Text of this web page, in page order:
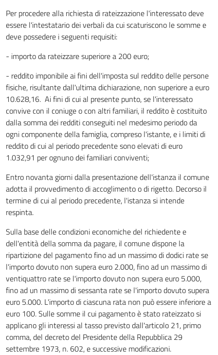
Per procedere alla richiesta di rateizzazione l'interessato deve
essere l'intestatario dei verbali da cui scaturiscono le somme e
deve possedere i seguenti requisiti:
- importo da rateizzare superiore a 200 euro;
- reddito imponibile ai fini dell'imposta sul reddito delle persone
fisiche, risultante dall'ultima dichiarazione, non superiore a euro
10.628,16. Ai fini di cui al presente punto, se l'interessato
convive con il coniuge o con altri familiari, il reddito è costituito
dalla somma dei redditi conseguiti nel medesimo periodo da
ogni componente della famiglia, compreso l'istante, e i limiti di
reddito di cui al periodo precedente sono elevati di euro
1.032,91 per ognuno dei familiari conviventi;
Entro novanta giorni dalla presentazione dell'istanza il comune
adotta il provvedimento di accoglimento o di rigetto. Decorso il
termine di cui al periodo precedente, l'istanza si intende
respinta.
Sulla base delle condizioni economiche del richiedente e
dell'entità della somma da pagare, il comune dispone la
ripartizione del pagamento fino ad un massimo di dodici rate se
l'importo dovuto non supera euro 2.000, fino ad un massimo di
ventiquattro rate se l'importo dovuto non supera euro 5.000,
fino ad un massimo di sessanta rate se l'importo dovuto supera
euro 5.000. L'importo di ciascuna rata non può essere inferiore a
euro 100. Sulle somme il cui pagamento è stato rateizzato si
applicano gli interessi al tasso previsto dall'articolo 21, primo
comma, del decreto del Presidente della Repubblica 29
settembre 1973, n. 602, e successive modificazioni.